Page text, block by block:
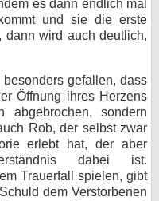
es dann endlich mal
und sie die erste
wird auch deutlich,
gefallen, dass
Öffnung ihres Herzens
sondern
Rob, der selbst zwar
erlebt hat, der aber
dabei ist.
Trauerfall spielen, gibt
dem Verstorbenen